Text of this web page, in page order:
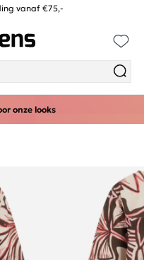
vanaf €75,-
onze looks